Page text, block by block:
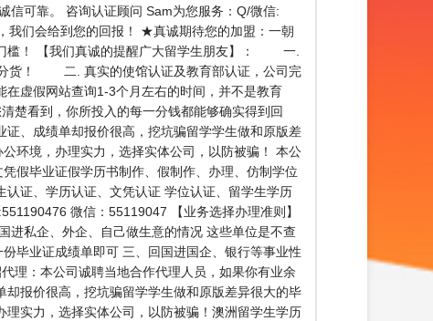
信可靠。 咨询认证顾问 Sam为您服务：Q/微信:
们会给到您的回报！ ★真诚期待您的加盟：一朝
门槛！ 【我们真诚的提醒广大留学生朋友】： 一.
分货！ 二. 真实的使馆认证及教育部认证，公司完
虚假网站查询1-3个月左右的时间，并不是教育
楚看到，你所投入的每一分钱都能够确实得到回
、成绩单却报价很高，挖坑骗留学学生做和原版差
环境，办理实力，选择实体公司，以防被骗！ 本公
假毕业证假学历书制作、假制作、办理、仿制学位
证、学历认证、文凭认证 学位认证、留学生学历
微信：55119047 【业务选择办理准则】
进私企、外企、自己做生意的情况 这些单位是不查
毕业证成绩单即可 三、回国进国企、银行等事业性
理：本公司诚聘当地合作代理人员，如果你有业余
报价很高，挖坑骗留学学生做和原版差异很大的毕
实力，选择实体公司，以防被骗！澳洲留学生学历